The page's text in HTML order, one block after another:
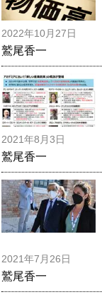
2022年10月27日
鷲尾香一
2021年8月3日
鷲尾香一
2021年7月26日
鷲尾香一